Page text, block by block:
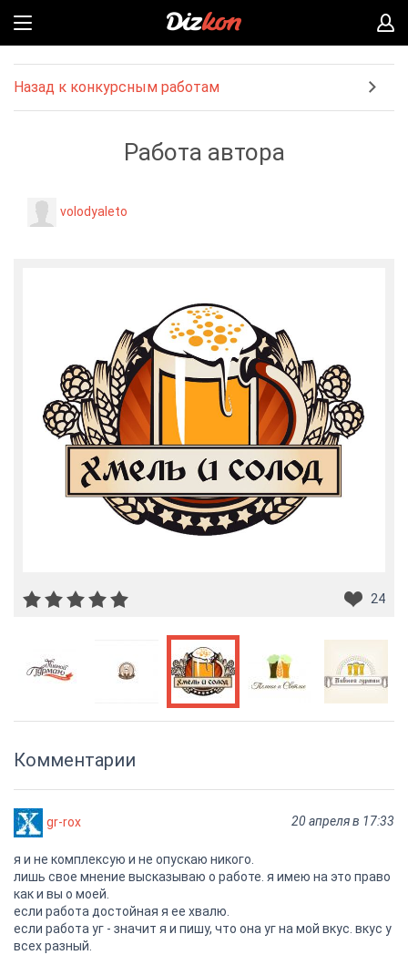
Назад к конкурсным работам
Работа автора
volodyaleto
24
Комментарии
20 апреля в 17:33
gr-rox
я и не комплексую и не опускаю никого.
лишь свое мнение высказываю о работе. я имею на это право
как и вы о моей.
если работа достойная я ее хвалю.
если работа уг - значит я и пишу, что она уг на мой вкус. вкус у
всех разный.